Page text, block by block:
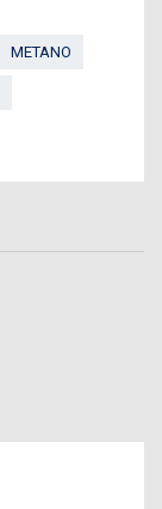
METANO